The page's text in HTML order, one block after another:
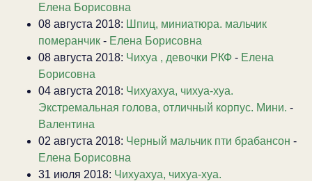
Елена Борисовна
08 августа 2018: Шпиц, миниатюра. мальчик
померанчик - Елена Борисовна
08 августа 2018: Чихуа , девочки РКФ - Елена
Борисовна
04 августа 2018: Чихуахуа, чихуа-хуа.
Экстремальная голова, отличный корпус. Мини. -
Валентина
02 августа 2018: Черный мальчик пти брабансон -
Елена Борисовна
31 июля 2018: Чихуахуа, чихуа-хуа.